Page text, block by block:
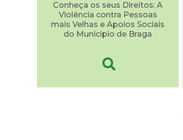
Conheça os seus Direitos: A
Violência contra Pessoas
mais Velhas e Apoios Sociais
do Município de Braga